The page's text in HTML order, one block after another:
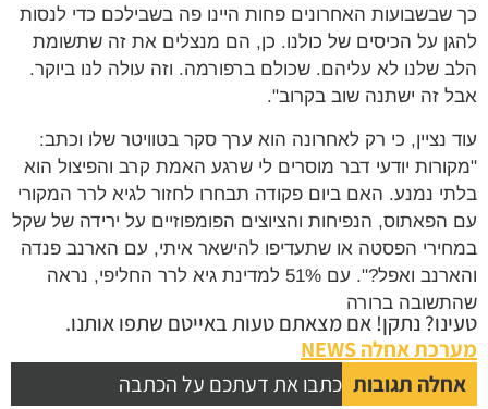
כך שבשבועות האחרונים פחות היינו פה בשבילכם כדי לנסות
להגן על הכיסים של כולנו. כן, הם מנצלים את זה שתשומת
הלב שלנו לא עליהם. שכולם ברפורמה. וזה עולה לנו ביוקר.
אבל זה ישתנה שוב בקרוב".
עוד נציין, כי רק לאחרונה הוא ערך סקר בטוויטר שלו וכתב:
"מקורות יודעי דבר מוסרים לי שרגע האמת קרב והפיצול הוא
בלתי נמנע. האם ביום פקודה תבחרו לחזור לגיא לרר המקורי
עם הפאתוס, הנפיחות והציוצים הפומפוזיים על ירידה של שקל
במחירי הפסטה או שתעדיפו להישאר איתי, עם הארנב פנדה
והארנב ואפל?". עם 51% למדינת גיא לרר החליפי, נראה
שהתשובה ברורה
טעינו? נתקן! אם מצאתם טעות באייטם שתפו אותנו.
מערכת אחלה NEWS
אחלה תגובות כתבו את דעתכם על הכתבה